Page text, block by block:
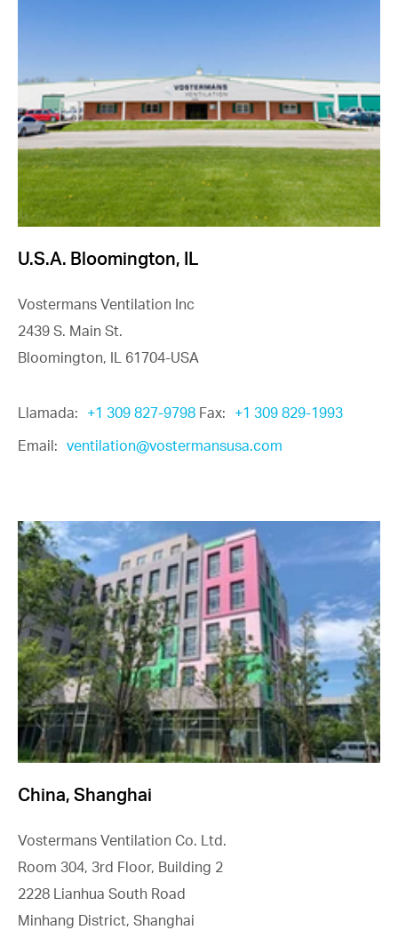
U.S.A. Bloomington, IL
Vostermans Ventilation Inc
2439 S. Main St.
Bloomington, IL 61704-USA
Llamada: +1 309 827-9798 Fax: +1 309 829-1993
Email: ventilation@vostermansusa.com
China, Shanghai
Vostermans Ventilation Co. Ltd.
Room 304, 3rd Floor, Building 2
2228 Lianhua South Road
Minhang District, Shanghai